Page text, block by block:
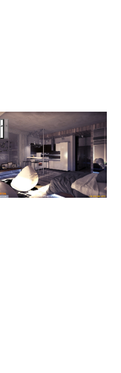
Loft by Vitta-Group